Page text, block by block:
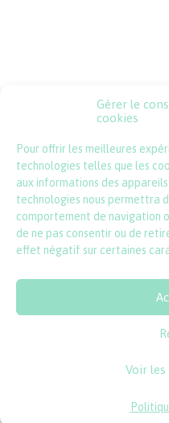
Gérer le
cookies
Pour offrir les meilleures
technologies telles que les
aux informations des
technologies nous permettra
comportement de navigation
de ne pas consentir ou de
effet négatif sur certaines
Voir
© 2026